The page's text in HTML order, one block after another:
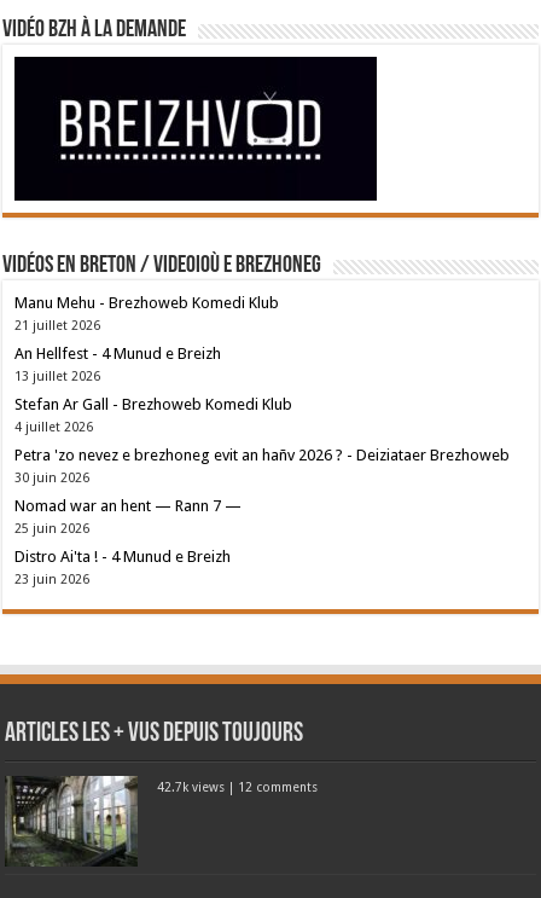
Vidéo BZH à la demande
Vidéos en breton / Videoioù e brezhoneg
Manu Mehu - Brezhoweb Komedi Klub
21 juillet 2026
An Hellfest - 4 Munud e Breizh
13 juillet 2026
Stefan Ar Gall - Brezhoweb Komedi Klub
4 juillet 2026
Petra 'zo nevez e brezhoneg evit an hañv 2026 ? - Deiziataer Brezhoweb
30 juin 2026
Nomad war an hent — Rann 7 —
25 juin 2026
Distro Ai'ta ! - 4 Munud e Breizh
23 juin 2026
Articles les + vus depuis toujours
42.7k views | 12 comments